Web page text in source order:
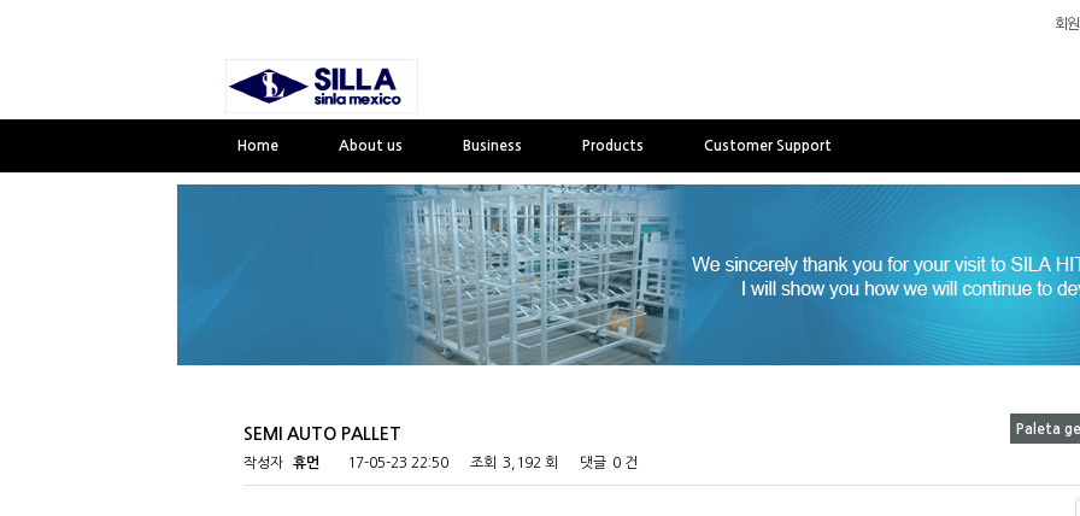
회
Home About us Business Products Customer Support
Paleta
SEMI AUTO PALLET
페이지 정보
작성자 휴먼 17-05-23 22:50 조회 3,192 회 댓글 0 건